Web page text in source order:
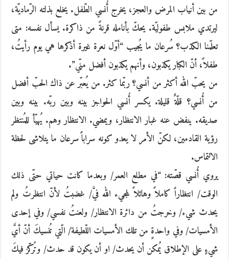
من بين أنياب المرض والعجز، يخرج أُنسي الطّفل. يخلع بذلته الرّماديّة،
ليرتدي ملابس طفوليّة. يحكّ بأنامله قرنةً من ذاكرة. يسأل نفسه: متى
تعلّمنا الكذب؟ سُرعان ما يُجيب “أوّل نعرة غيرة أذكرها هي يوم رأيتُ،
طفلاً، أنّ الكبار يكذبون، وأنهم يكذبون أفضل منّي”.
من يحبّ الله أكثر من أنسي؟ ربّما كثر. من يُعبّر عن ذاك الحبّ أفضل
من أُنسي؟ قلّةٌ قليلة. يكسر أُنسي الحواجز بينه وبين ربّه. بينه وبين
صديقه. ينفض عنه غبار الانتظار، ويمضي. الانتظار وهم. يُهيّأ للمُنتظر
رؤية القادمين، لكنّ الأمر لا يعدو كونه سراباً سرعان ما يتلاشى لحظة
الالتماس.
يروي أُنسي قصّته: “في مطلع العمر/ وبعدما كانت حياتي حتّى ذلك
الوقت/ انتظاراً كاملاً وهائلاً لمجيء الله فيَّ/ غضبتُ لأنّ انتظرتُ ولم
يحدث شيء/ وخرجتُ من دائرة الانتظار/ ولعنتُ نفسي/ وفي إحدى
الأمسيات/ وفي واحدةٍ من تلك الأمسيات اللّطيفة/ الّتي تُنسيكَ أنّ أيَّ
شيءٍ على الإطلاق يُمكن أن يحدث/ او أن يكون قد حدث/ وتُركّز فيكَ